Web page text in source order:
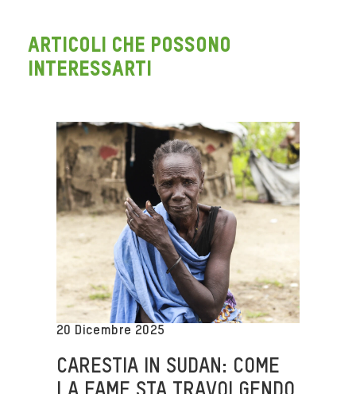
ARTICOLI CHE POSSONO
INTERESSARTI
20 Dicembre 2025
CARESTIA IN SUDAN: COME